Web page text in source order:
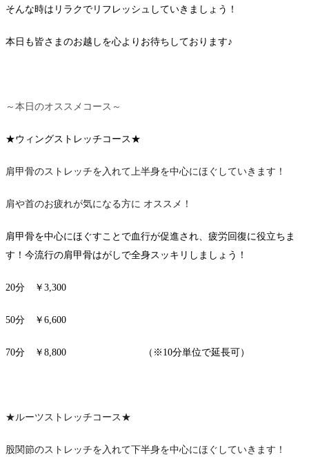
そんな時はリラクでリフレッシュしていきましょう！
本日も皆さまのお越しを心よりお待ちしております♪
～本日のオススメコース～
★ウィングストレッチコース★
肩甲骨のストレッチを入れて上半身を中心にほぐしていきます！
肩や首のお疲れが気になる方に オススメ！
肩甲骨を中心にほぐすことで血行が促進され、疲労回復に役立ちま
す！今流行の肩甲骨はがしで全身スッキリしましょう！
20分 ￥3,300
50分 ￥6,600
70分 ￥8,800 （※10分単位で延長可）
★ルーツストレッチコース★
股関節のストレッチを入れて下半身を中心にほぐしていきます！